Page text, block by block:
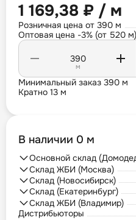
1 169,38 ₽ / м
Розничная цена от 390 м
Оптовая цена -3% (от 520 м)
м
Минимальный заказ 390 м
Кратно 13 м
В наличии 0 м
Основной склад
Склад ЖБИ (Москва)
Склад (Новосибирск)
Склад (Екатеринбург)
Склад ЖБИ (Владимир)
Дистрибьюторы